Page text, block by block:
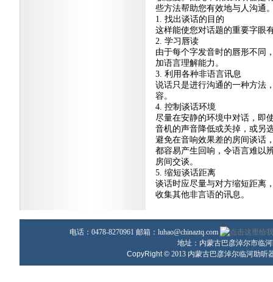
些方法帮助您有效地与人沟通
1. 找出谈话的目的
这样能使您对话题的重要字眼
2. 学习唇读
由于每个字发音时的唇形不同
加语言理解能力。
3. 利用各种非语言讯息
说话只是进行沟通的一种方法
容。
4. 控制谈话环境
尽量在安静的环境中对话，即
音机的声音降低或关掉，或另
避免在音响效果差的房间谈话
都容易产生回响，令语言难以
房间交谈。
5. 缩短谈话距离
谈话时应尽量与对方缩短距离
收集其他非言语的讯息。
电话：0478-8270961 邮箱： luhao@chinaztq.com
地址：内蒙古巴彦淖尔市临
CopyRight ©2013 内蒙古巴彦淖尔临河助听